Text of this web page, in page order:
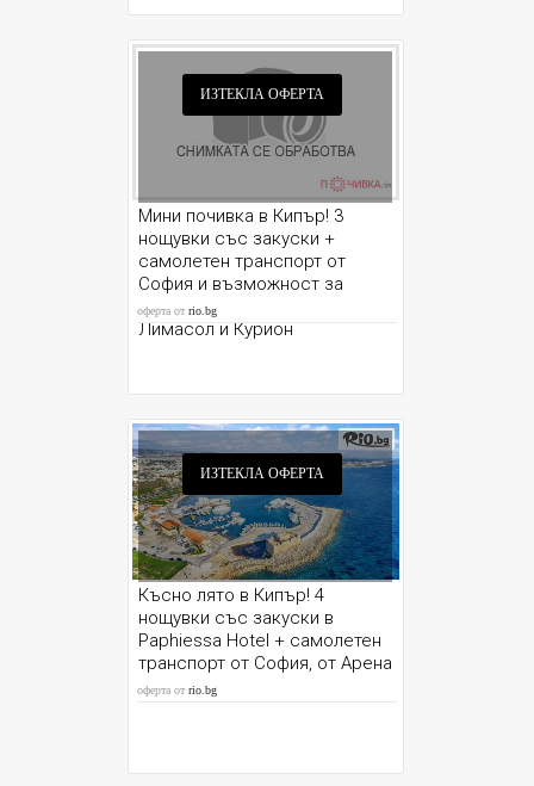
ИЗТЕКЛА ОФЕРТА
Мини почивка в Кипър! 3
нощувки със закуски +
самолетен транспорт от
София и възможност за
посещение на Синята лагуна,
Лимасол и Курион
оферта отrio.bg
ИЗТЕКЛА ОФЕРТА
Късно лято в Кипър! 4
нощувки със закуски в
Paphiessa Hotel + самолетен
транспорт от София, от Арена
Холидейз
оферта отrio.bg